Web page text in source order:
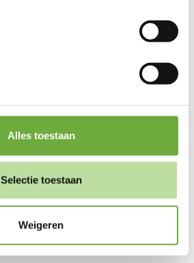
die uw gegevens
Alles toestaan
Selectie toestaan
Weigeren